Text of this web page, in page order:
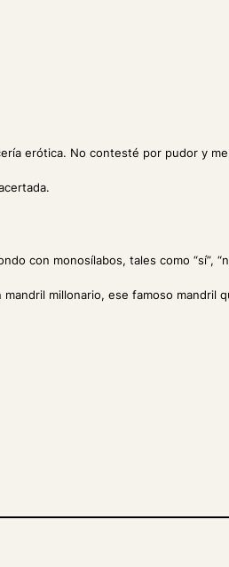
erótica. No contesté por pudor y
monosílabos, tales como “sí”, “no”,
millonario, ese famoso mandril